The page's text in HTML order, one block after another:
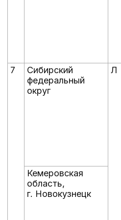
7
Сибирский
федеральный
округ
Л
Кемеровская
область,
г. Новокузнецк